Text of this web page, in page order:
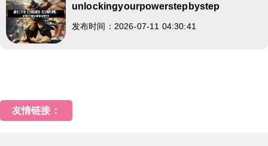
unlockingyourpowerstepbystep
发布时间：2026-07-11 04:30:41
友情链接：